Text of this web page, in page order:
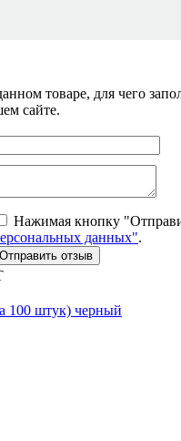
товаре, для чего
сайте.
Нажимая кнопку
данных".
100 штук) черный